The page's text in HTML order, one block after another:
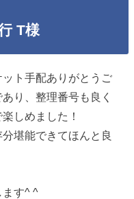
T様
ト手配ありがとうご
り、整理番号も良く
しめました！
堪能できてほんと良
ます^ ^